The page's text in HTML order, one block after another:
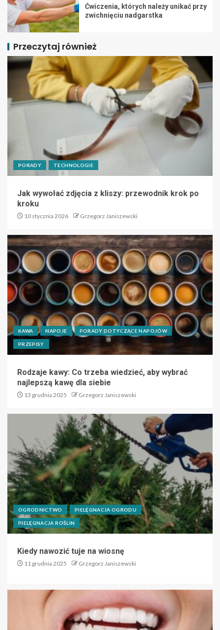
Ćwiczenia, których należy unikać przy
zwichnięciu nadgarstka
Przeczytaj również
PORADY TECHNOLOGIE
Jak wywołać zdjęcia z kliszy: przewodnik krok po
kroku
10 stycznia 2026 Grzegorz Janiszewski
KAWA NAPOJE PORADY DOTYCZĄCE NAPOJÓW
PRZEPISY
Rodzaje kawy: Co trzeba wiedzieć, aby wybrać
najlepszą kawę dla siebie
13 grudnia 2025 Grzegorz Janiszewski
OGRODNICTWO PIELĘGNACJA OGRODU
PIELĘGNACJA ROŚLIN
Kiedy nawozić tuje na wiosnę
11 grudnia 2025 Grzegorz Janiszewski